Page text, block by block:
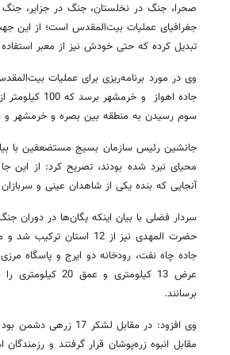
صحرا، جنگ در نخلستان، جنگ در جزایر،
جغرافیای عملیات بیت‌المقدس است؛ از این
تبدیل کرده که حتی خودش نیز از معبر
جاده اهواز
سوم رسیدن به منطقه بین بصره و خرمشهر
محیای نبرد شده بودند، تصریح کرد: از این
آنجایی که بنده یکی از شاهدان عینی و سربازان ولایت مسئولیت تیپ
حضرت المهدی نیز از 12
جاده چاه نفت، رودخانه دو ایرج و پاسگاه
برسانند.
وی افزود: در مقابل
مقابل انبوه زره‌پوشان قرار گرفتند و